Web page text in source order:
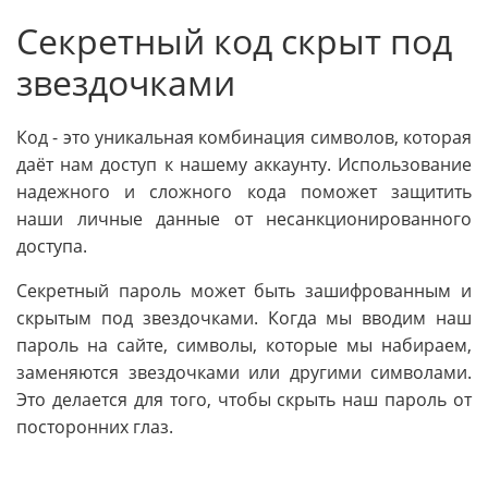
Секретный код скрыт под
звездочками
Код - это уникальная комбинация символов, которая
даёт нам доступ к нашему аккаунту. Использование
надежного и сложного кода поможет защитить
наши личные данные от несанкционированного
доступа.
Секретный пароль может быть зашифрованным и
скрытым под звездочками. Когда мы вводим наш
пароль на сайте, символы, которые мы набираем,
заменяются звездочками или другими символами.
Это делается для того, чтобы скрыть наш пароль от
посторонних глаз.